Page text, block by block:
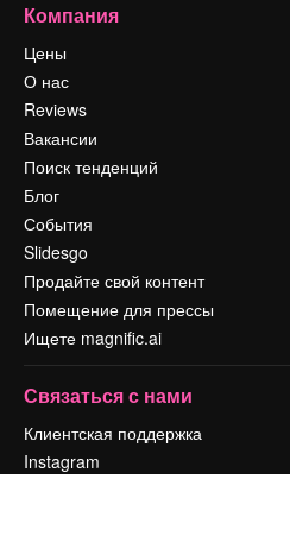
Компания
Цены
О нас
Reviews
Вакансии
Поиск тенденций
Блог
События
Slidesgo
Продайте свой контент
Помещение для прессы
Ищете magnific.ai
Связаться с нами
Клиентская поддержка
Instagram